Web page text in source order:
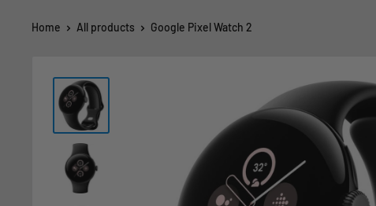
Home All products Google Pixel Watch 2